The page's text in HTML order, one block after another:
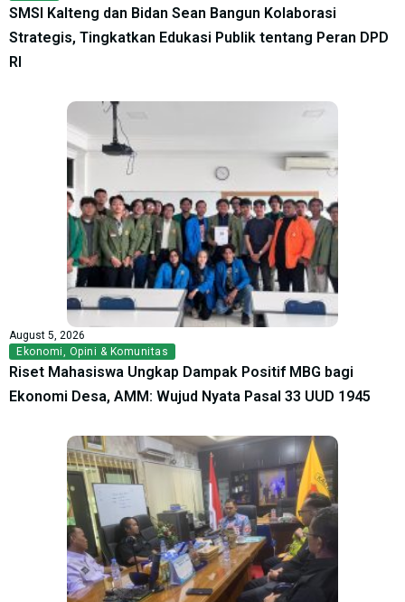
SMSI Kalteng dan Bidan Sean Bangun Kolaborasi
Strategis, Tingkatkan Edukasi Publik tentang Peran DPD
RI
August 5, 2026
Ekonomi, Opini & Komunitas
Riset Mahasiswa Ungkap Dampak Positif MBG bagi
Ekonomi Desa, AMM: Wujud Nyata Pasal 33 UUD 1945